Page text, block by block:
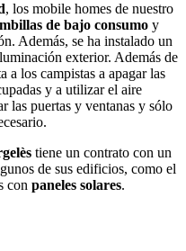
, los mobile homes de nuestro
de bajo consumo y
Además, se ha instalado un
exterior. Además de
a los campistas a apagar las
y a utilizar el aire
las puertas y ventanas y sólo
tiene un contrato con un
de sus edificios, como el
con paneles solares.